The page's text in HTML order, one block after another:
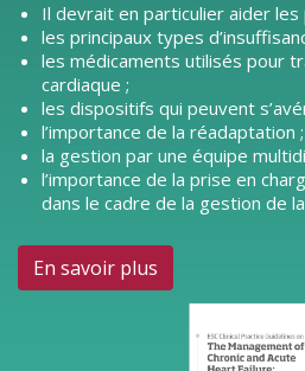
Il devrait en particulier aider
les principaux types
les médicaments utilisés pour
cardiaque ;
les dispositifs qui peuvent
l’importance de la réadaptation ;
la gestion par une équipe
l’importance de la prise en
dans le cadre de la gestion de
En savoir plus